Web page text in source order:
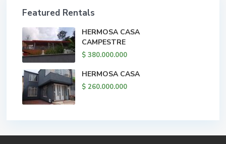
Featured Rentals
HERMOSA CASA
CAMPESTRE
$ 380.000.000
HERMOSA CASA
$ 260.000.000